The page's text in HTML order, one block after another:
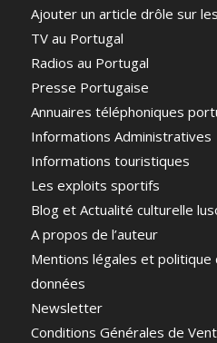
Ajouter un article drôle sur
TV au Portugal
Radios au Portugal
Presse Portugaise
Annuaires téléphoniques
Informations Administratives
Informations touristiques
Les exploits sportifs
Blog et Actualité culturelle
A propos de l’auteur
Mentions légales et
données
Newsletter
Conditions Générales de